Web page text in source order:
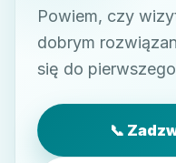
Powiem, czy
dobrym
się do
📞